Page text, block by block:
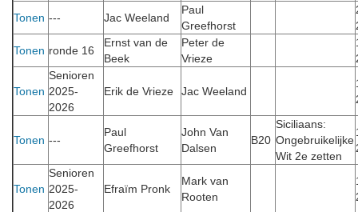
Tonen --- Jac Weeland
Paul
Greefhorst
Tonen ronde 16
Ernst van de
Beek
Peter de
Vrieze
Tonen
Senioren
2025-
2026
Erik de Vrieze Jac Weeland
Tonen ---
Paul
Greefhorst
John Van
Dalsen
B20
Siciliaans:
Ongebruikelijke
Wit 2e zetten
Tonen
Senioren
2025-
2026
Efraïm Pronk
Mark van
Rooten